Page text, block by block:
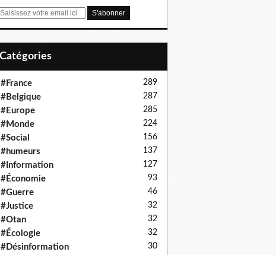
E
Catégories
#France 289
#Belgique 287
#Europe 285
#Monde 224
#Social 156
#humeurs 137
#Information 127
#Économie 93
#Guerre 46
#Justice 32
#Otan 32
#Écologie 32
#Désinformation 30